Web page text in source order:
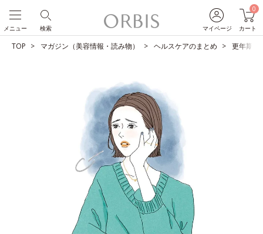
マイページ
0
カート
検索
メニュー
TOP マガジン（美容情報・読み物） ヘルスケアのまとめ 更年期の